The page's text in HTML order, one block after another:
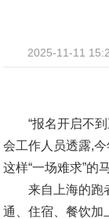
2025-11-11
“报名开启不
会工作人员透露,
这样“一场难求”的
来自上海的跑
通、住宿、餐饮加